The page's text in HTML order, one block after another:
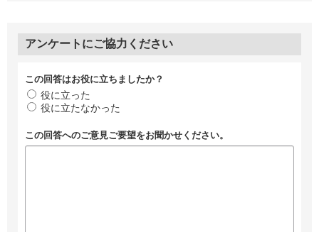
アンケートにご協力ください
この回答はお役に立ちましたか？
役に立った
役に立たなかった
この回答へのご意見ご要望をお聞かせください。